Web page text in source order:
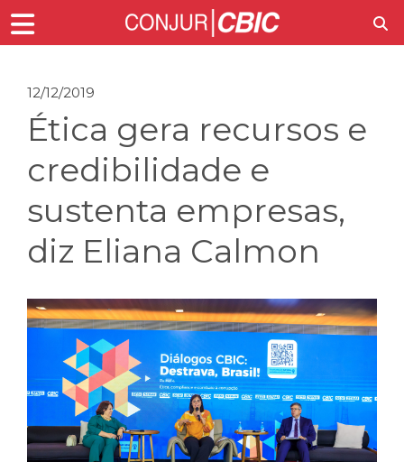
12/12/2019
Ética gera recursos e
credibilidade e
sustenta empresas,
diz Eliana Calmon